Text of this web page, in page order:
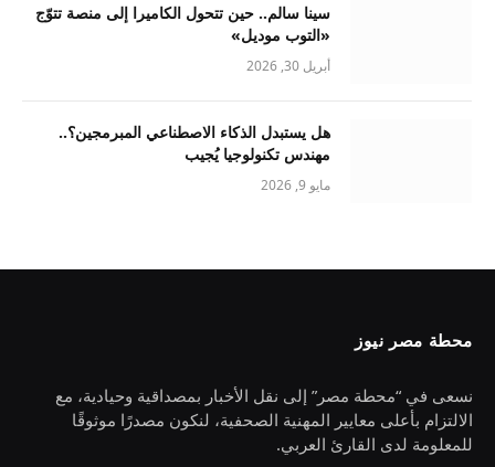
سينا سالم.. حين تتحول الكاميرا إلى منصة تتوّج
«التوب موديل»
أبريل 30, 2026
هل يستبدل الذكاء الاصطناعي المبرمجين؟..
مهندس تكنولوجيا يُجيب
مايو 9, 2026
محطة مصر نيوز
نسعى في “محطة مصر” إلى نقل الأخبار بمصداقية وحيادية، مع
الالتزام بأعلى معايير المهنية الصحفية، لنكون مصدرًا موثوقًا
للمعلومة لدى القارئ العربي.